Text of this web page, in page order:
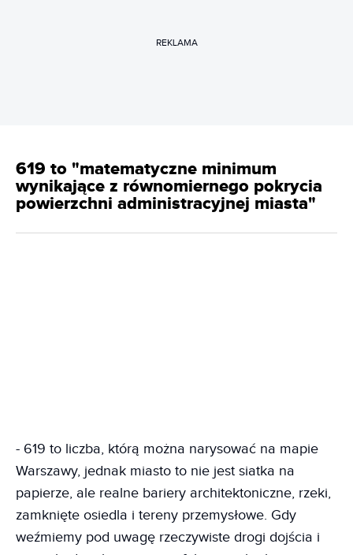
REKLAMA
619 to "matematyczne minimum
wynikające z równomiernego pokrycia
powierzchni administracyjnej miasta"
- 619 to liczba, którą można narysować na mapie
Warszawy, jednak miasto to nie jest siatka na
papierze, ale realne bariery architektoniczne, rzeki,
zamknięte osiedla i tereny przemysłowe. Gdy
weźmiemy pod uwagę rzeczywiste drogi dojścia i